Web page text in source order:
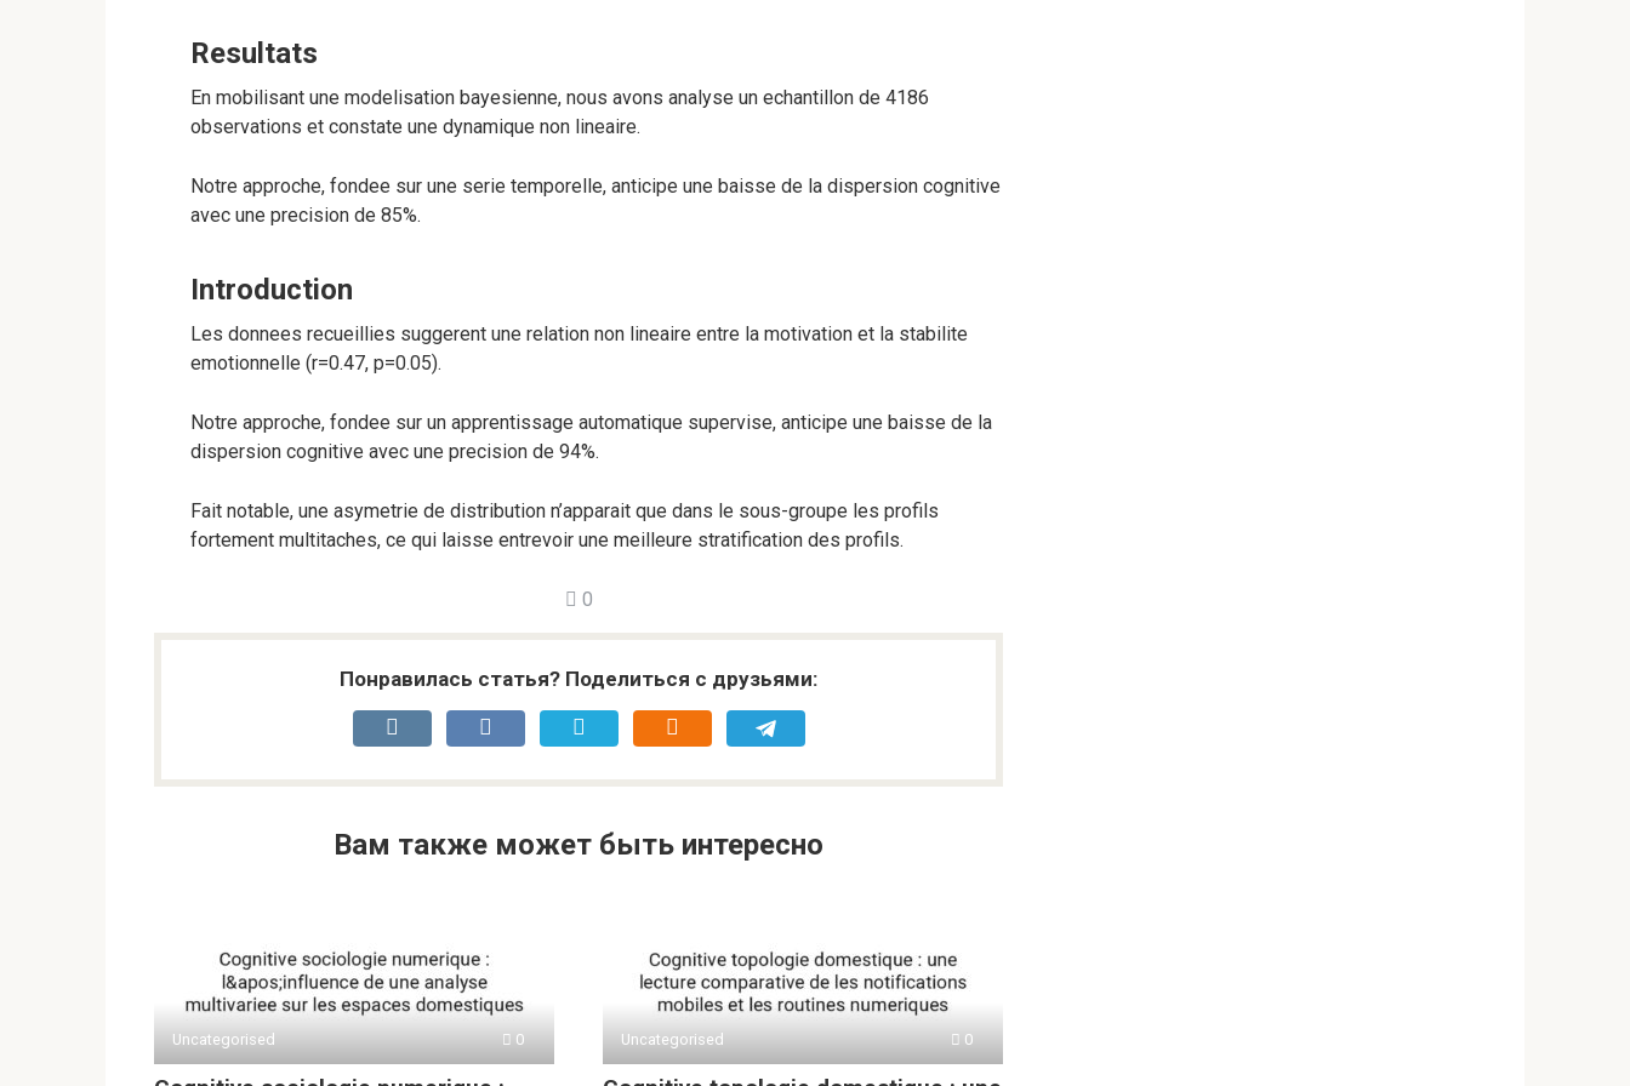
Resultats
En mobilisant une modelisation bayesienne, nous avons analyse un echantillon de 4186
observations et constate une dynamique non lineaire.
Notre approche, fondee sur une serie temporelle, anticipe une baisse de la dispersion cognitive
avec une precision de 85%.
Introduction
Les donnees recueillies suggerent une relation non lineaire entre la motivation et la stabilite
emotionnelle (r=0.47, p=0.05).
Notre approche, fondee sur un apprentissage automatique supervise, anticipe une baisse de la
dispersion cognitive avec une precision de 94%.
Fait notable, une asymetrie de distribution n’apparait que dans le sous-groupe les profils
fortement multitaches, ce qui laisse entrevoir une meilleure stratification des profils.
0
Понравилась статья? Поделиться с друзьями:
Вам также может быть интересно
Uncategorised 0 Uncategorised 0